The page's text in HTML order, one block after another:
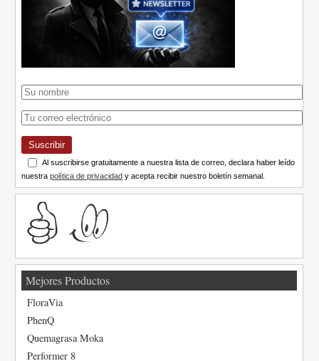
Suscribir
Al suscribirse gratuitamente a nuestra lista de correo, declara haber leído
nuestrapolítica de privacidad y acepta recibir nuestro boletín semanal.
Mejores Productos
FloraVia
PhenQ
Quemagrasa Moka
Performer 8